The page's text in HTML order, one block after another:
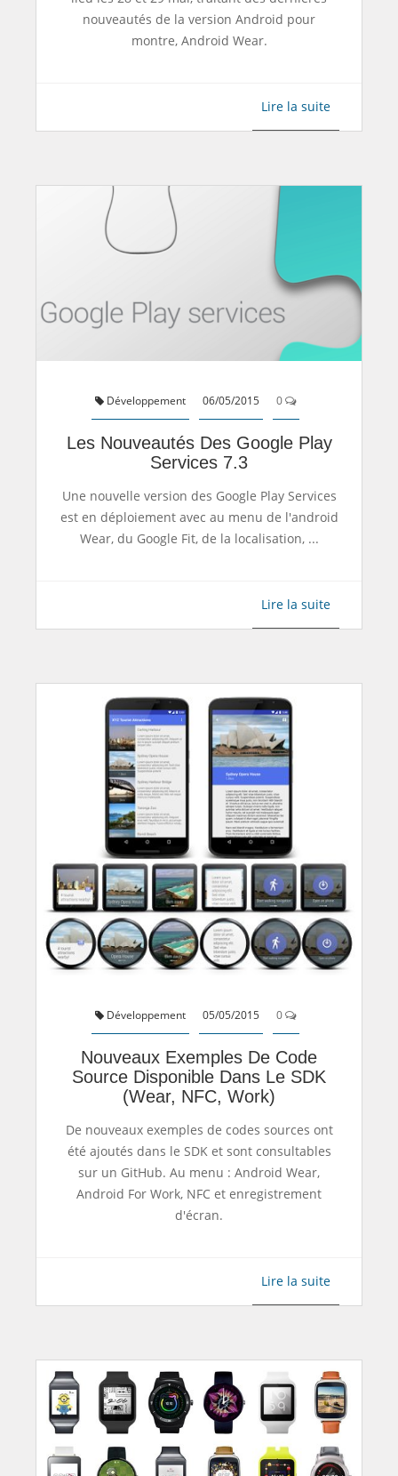
nouveautés de la version Android pour
montre, Android Wear.
Lire la suite
Développement 06/05/2015 0
Les Nouveautés Des Google Play
Services 7.3
Une nouvelle version des Google Play Services
est en déploiement avec au menu de l'android
Wear, du Google Fit, de la localisation, ...
Lire la suite
Développement 05/05/2015 0
Nouveaux Exemples De Code
Source Disponible Dans Le SDK
(Wear, NFC, Work)
De nouveaux exemples de codes sources ont
été ajoutés dans le SDK et sont consultables
sur un GitHub. Au menu : Android Wear,
Android For Work, NFC et enregistrement
d'écran.
Lire la suite